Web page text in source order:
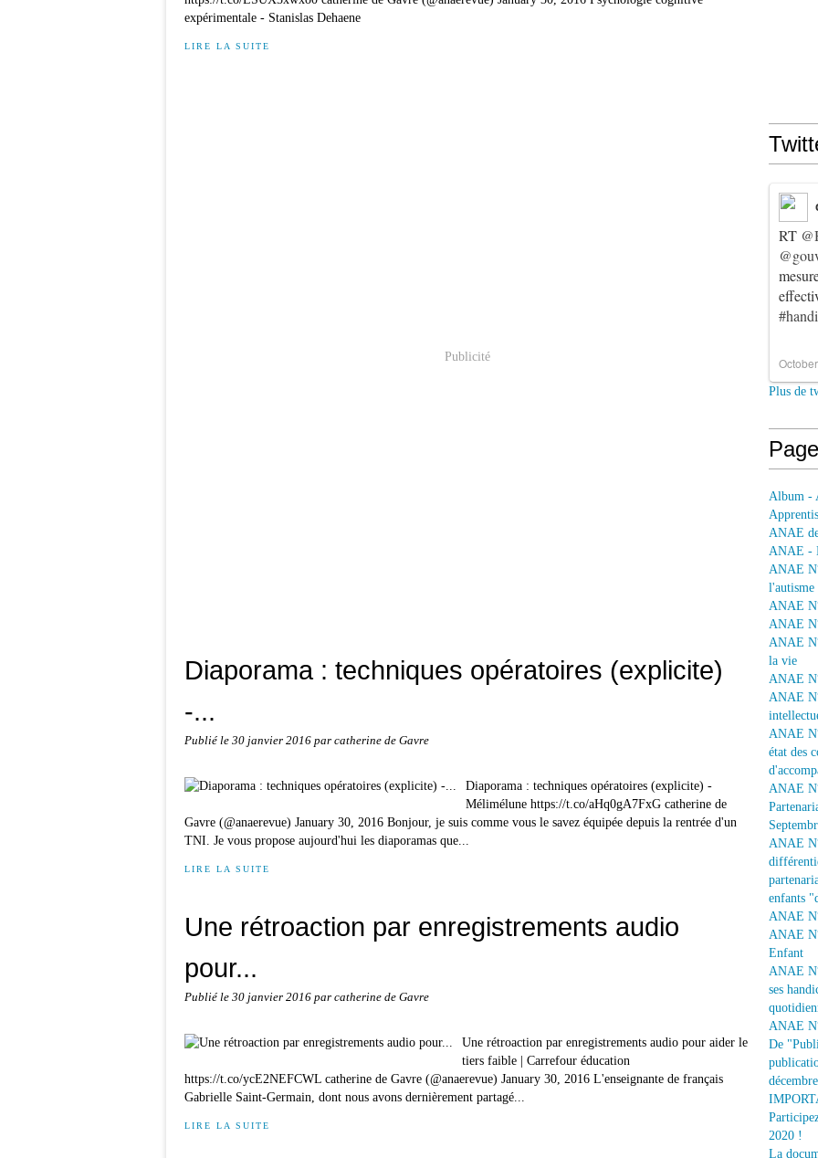
expérimentale - Stanislas Dehaene
LIRE LA SUITE
Publicité
Diaporama : techniques opératoires (explicite)
-...
Publié le 30 janvier 2016 par catherine de Gavre
Diaporama : techniques opératoires (explicite) -
Mélimélune https://t.co/aHq0gA7FxG catherine de
Gavre (@anaerevue) January 30, 2016 Bonjour, je suis comme vous le savez équipée depuis la rentrée d'un
TNI. Je vous propose aujourd'hui les diaporamas que...
LIRE LA SUITE
Une rétroaction par enregistrements audio
pour...
Publié le 30 janvier 2016 par catherine de Gavre
Une rétroaction par enregistrements audio pour aider le
tiers faible | Carrefour éducation
https://t.co/ycE2NEFCWL catherine de Gavre (@anaerevue) January 30, 2016 L'enseignante de français
Gabrielle Saint-Germain, dont nous avons dernièrement partagé...
LIRE LA SUITE
RT
Plus de
Album -
ANAE
ANAE -
ANAE
l'autisme
ANAE
ANAE
ANAE
la vie
ANAE
ANAE
ANAE
état des
ANAE
ANAE
enfants
ANAE
ANAE
Enfant
ANAE
ses
ANAE
De
décembre
2020 !
La